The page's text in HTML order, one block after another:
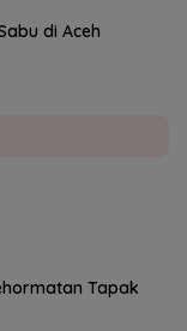
di Aceh
Tapak